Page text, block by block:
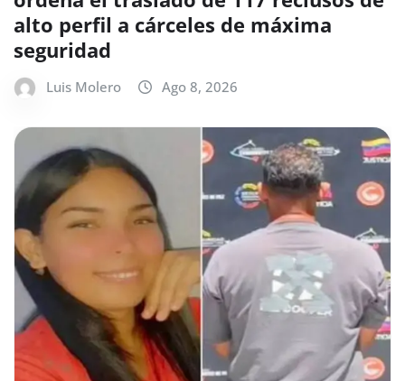
alto perfil a cárceles de máxima
seguridad
Luis Molero Ago 8, 2026